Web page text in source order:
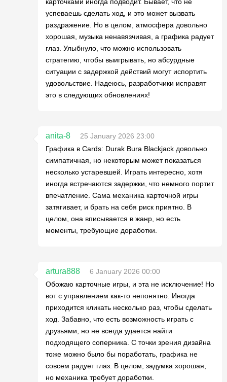
успеваешь сделать ход, и это может вызвать
раздражение. Но в целом, атмосфера довольно
хорошая, музыка ненавязчивая, а графика радует
глаз. Улыбнуло, что можно использовать
стратегию, чтобы выигрывать, но абсурдные
ситуации с задержкой действий могут испортить
удовольствие. Надеюсь, разработчики исправят
это в следующих обновлениях!
anita-8
25 January 2026 23:00
Графика в Cards: Durak Bura Blackjack довольно
симпатичная, но некоторым может показаться
несколько устаревшей. Играть интересно, хотя
иногда встречаются задержки, что немного портит
впечатление. Сама механика карточной игры
затягивает, и брать на себя риск приятно. В
целом, она вписывается в жанр, но есть
моменты, требующие доработки.
artura888
6 January 2026 00:00
Обожаю карточные игры, и эта не исключение! Но
вот с управлением как-то непонятно. Иногда
приходится кликать несколько раз, чтобы сделать
ход. Забавно, что есть возможность играть с
друзьями, но не всегда удается найти
подходящего соперника. С точки зрения дизайна
тоже можно было бы поработать, графика не
совсем радует глаз. В целом, задумка хорошая,
но механика требует доработки.